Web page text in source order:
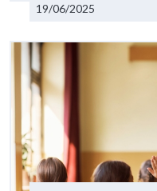
19/06/2025